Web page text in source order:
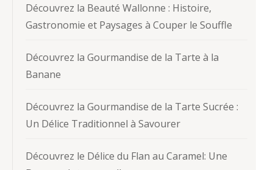
Découvrez la Beauté Wallonne : Histoire,
Gastronomie et Paysages à Couper le Souffle
Découvrez la Gourmandise de la Tarte à la
Banane
Découvrez la Gourmandise de la Tarte Sucrée :
Un Délice Traditionnel à Savourer
Découvrez le Délice du Flan au Caramel: Une